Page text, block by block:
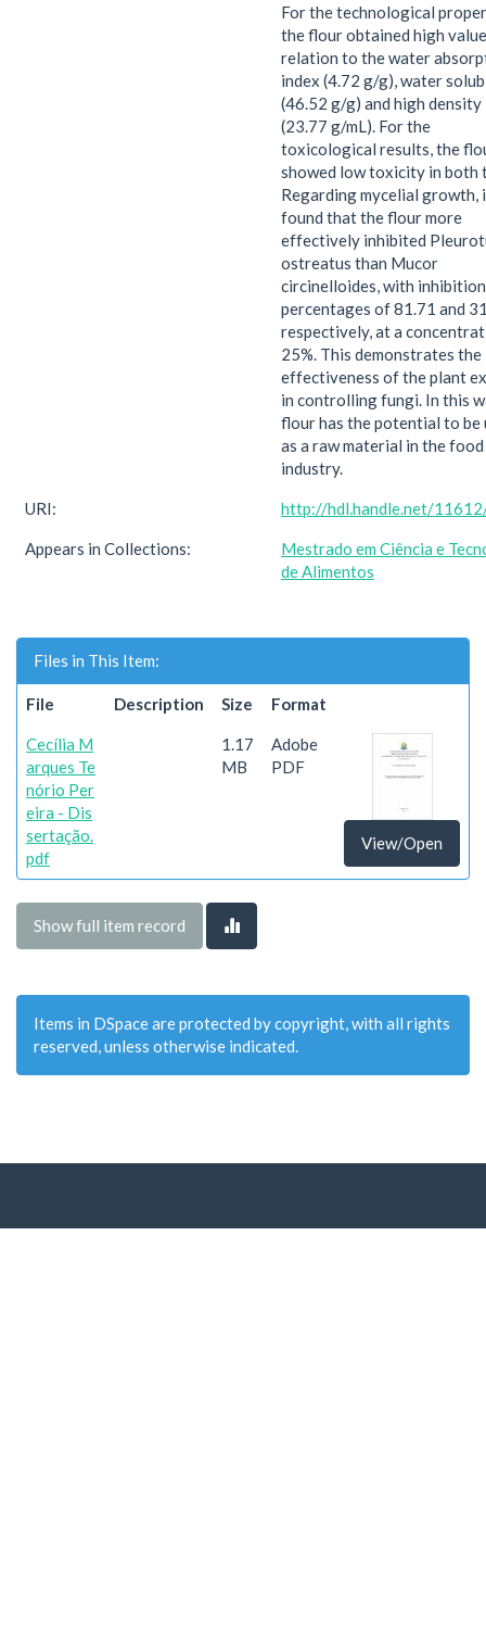
For the technological
the flour obtained high
relation to the water
index (4.72 g/g), water
(46.52 g/g) and high density
(23.77 g/mL). For the
toxicological results, the
showed low toxicity in both
Regarding mycelial growth,
found that the flour more
effectively inhibited
ostreatus than Mucor
circinelloides, with inhibition
percentages of 81.71 and
respectively, at a
25%. This demonstrates the
effectiveness of the plant
in controlling fungi. In this
flour has the potential to be
as a raw material in the food
industry.
URI: http://hdl.handle.net/
Appears in Collections:
Mestrado em Ciência e
de Alimentos
Files in This Item:
File Description Size Format
Cecília M
arques Te
nório Per
eira - Dis
sertação.
pdf
1.17
MB
Adobe
PDF
View/Open
Show full item record
Items in DSpace are protected by copyright, with all rights
reserved, unless otherwise indicated.